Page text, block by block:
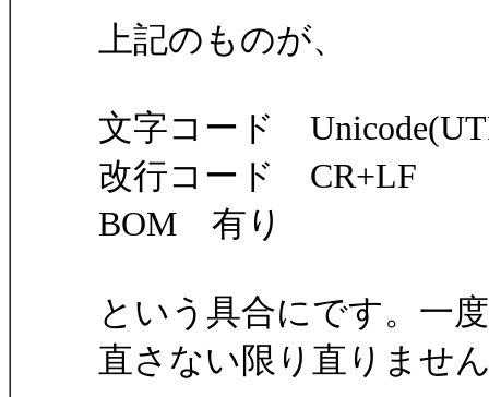
上記のものが、
文字コード
改行コード CR+LF
BOM 有り
という具合にです。一
直さない限り直りませ